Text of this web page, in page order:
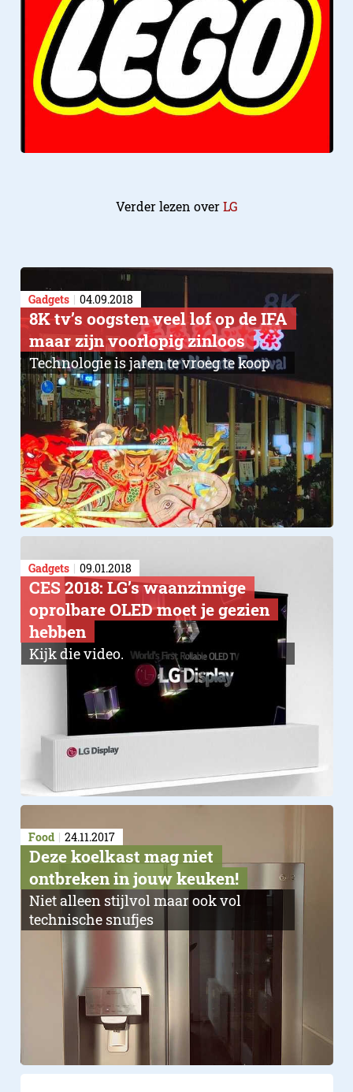
Verder lezen overLG
Gadgets 04.09.2018
8K tv’s oogsten veel lof op de IFA
maar zijn voorlopig zinloos
Technologie is jaren te vroeg te koop
Gadgets 09.01.2018
CES 2018: LG’s waanzinnige
oprolbare OLED moet je gezien
hebben
Kijk die video.
Food 24.11.2017
Deze koelkast mag niet
ontbreken in jouw keuken!
Niet alleen stijlvol maar ook vol
technische snufjes